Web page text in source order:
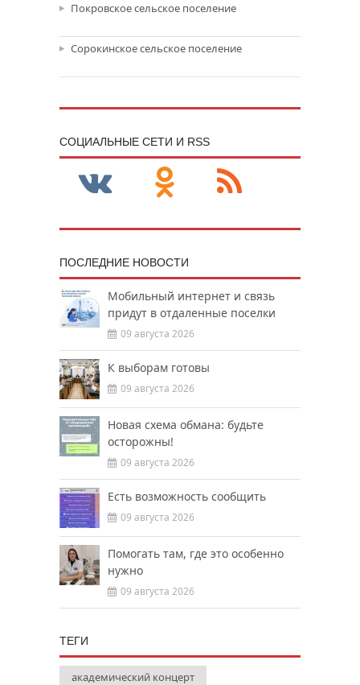
Покровское сельское поселение
Сорокинское сельское поселение
CОЦИАЛЬНЫЕ СЕТИ И RSS
ПОСЛЕДНИЕ НОВОСТИ
Мобильный интернет и связь
придут в отдаленные поселки
09 августа 2026
К выборам готовы
09 августа 2026
Новая схема обмана: будьте
осторожны!
09 августа 2026
Есть возможность сообщить
09 августа 2026
Помогать там, где это особенно
нужно
09 августа 2026
ТЕГИ
академический концерт